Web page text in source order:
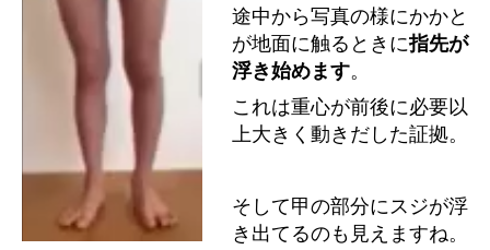
途中から写真の様にかかと
が地面に触るときに指先が
浮き始めます。
これは重心が前後に必要以
上大きく動きだした証拠。
そして甲の部分にスジが浮
き出てるのも見えますね。